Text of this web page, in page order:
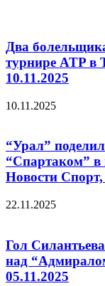
Два
турнире ATP в
10.11.2025
10.11.2025
“Урал”
“Спартаком”
Новости Спорт,
22.11.2025
Гол
над
05.11.2025